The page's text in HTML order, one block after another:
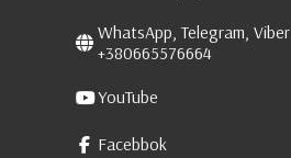
WhatsApp, Telegram, Viber
+380665576664
YouTube
Facebbok